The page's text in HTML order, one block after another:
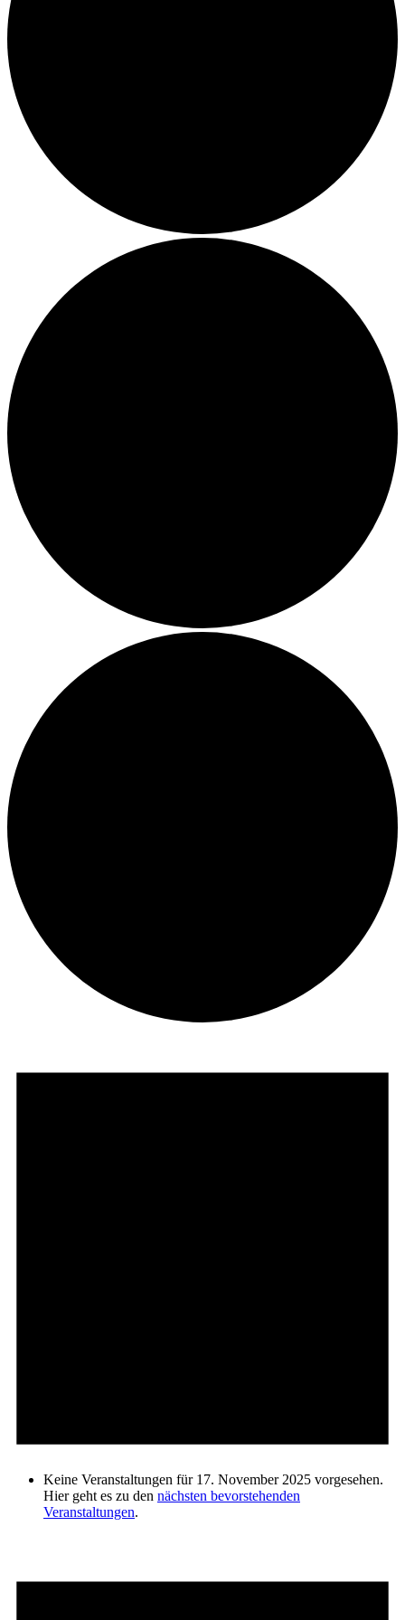
Keine Veranstaltungen für 17. November 2025 vorgesehen.
Hier geht es zu den nächsten bevorstehenden
Veranstaltungen.